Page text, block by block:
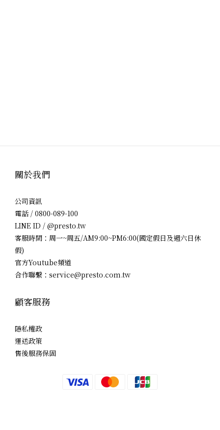
關於我們
公司資訊
電話 / 0800-089-100
LINE ID / @presto.tw
客服時間：周一~周五/AM9:00~PM6:00(國定假日及週六日休
假)
官方Youtube頻道
合作聯繫：service@presto.com.tw
顧客服務
隱私權政
運送政策
售後服務保固